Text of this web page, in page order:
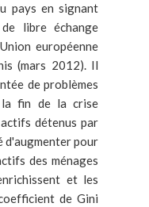
pays en signant
libre échange
européenne
(mars 2012). Il
de problèmes
la fin de la crise
détenus par
d'augmenter pour
des ménages
et les
de Gini